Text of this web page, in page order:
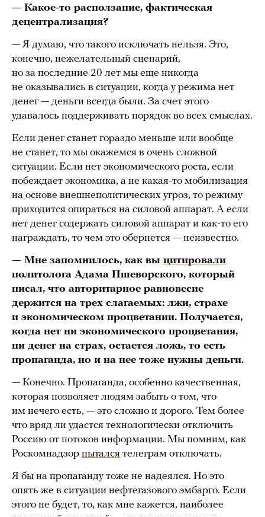
— Какое-то расползание, фактическая
децентрализация?
— Я думаю, что такого исключать нельзя. Это,
конечно, нежелательный сценарий,
но за последние 20 лет мы еще никогда
не оказывались в ситуации, когда у режима нет
денег — деньги всегда были. За счет этого
удавалось поддерживать порядок во всех смыслах.
Если денег станет гораздо меньше или вообще
не станет, то мы окажемся в очень сложной
ситуации. Если нет экономического роста, если
побеждает экономика, а не какая-то мобилизация
на основе внешнеполитических угроз, то режиму
приходится опираться на силовой аппарат. А если
нет денег содержать силовой аппарат и как-то его
награждать, то чем это обернется — неизвестно.
— Мне запомнилось, как вы цитировали
политолога Адама Пшеворского, который
писал, что авторитарное равновесие
держится на трех слагаемых: лжи, страхе
и экономическом процветании. Получается,
когда нет ни экономического процветания,
ни денег на страх, остается ложь, то есть
пропаганда, но и на нее тоже нужны деньги.
— Конечно. Пропаганда, особенно качественная,
которая позволяет людям забыть о том, что
им нечего есть, — это сложно и дорого. Тем более
что вряд ли удастся технологически отключить
Россию от потоков информации. Мы помним, как
Роскомнадзор пытался телеграм отключать.
Я бы на пропаганду тоже не надеялся. Но это
опять же в ситуации нефтегазового эмбарго. Если
этого не будет, то, как мне кажется, наиболее